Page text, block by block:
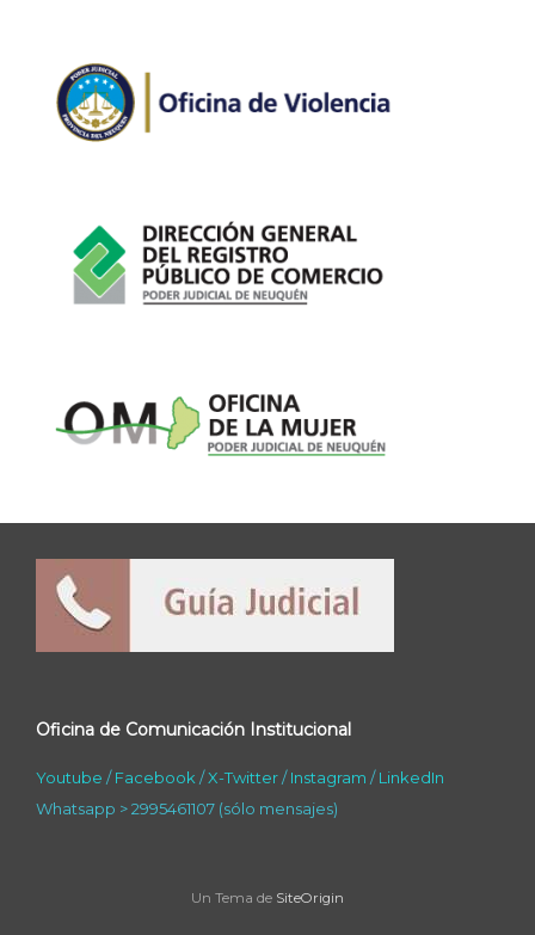
Oficina de Comunicación Institucional
Youtube /Facebook /X-Twitter/Instagram /LinkedIn
Whatsapp > 2995461107 (sólo mensajes)
Un Tema de SiteOrigin